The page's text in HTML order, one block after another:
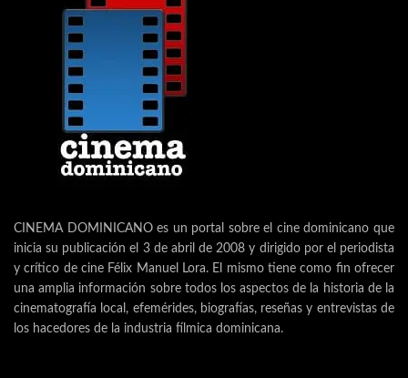
CINEMA DOMINICANO es un portal sobre el cine dominicano que
inicia su publicación el 3 de abril de 2008 y dirigido por el periodista
y crítico de cine Félix Manuel Lora. El mismo tiene como fin ofrecer
una amplia información sobre todos los aspectos de la historia de la
cinematografía local, efemérides, biografías, reseñas y entrevistas de
los hacedores de la industria fílmica dominicana.